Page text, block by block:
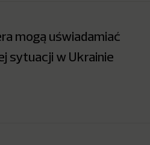
mogą uświadamiać
sytuacji w Ukrainie